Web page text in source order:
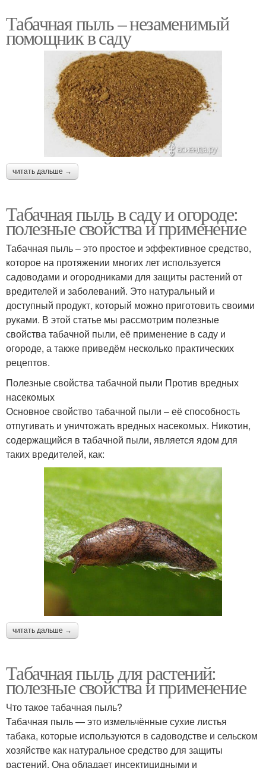
Табачная пыль – незаменимый
помощник в саду
читать дальше →
Табачная пыль в саду и огороде:
полезные свойства и применение
Табачная пыль – это простое и эффективное средство,
которое на протяжении многих лет используется
садоводами и огородниками для защиты растений от
вредителей и заболеваний. Это натуральный и
доступный продукт, который можно приготовить своими
руками. В этой статье мы рассмотрим полезные
свойства табачной пыли, её применение в саду и
огороде, а также приведём несколько практических
рецептов.
Полезные свойства табачной пыли Против вредных
насекомых
Основное свойство табачной пыли – её способность
отпугивать и уничтожать вредных насекомых. Никотин,
содержащийся в табачной пыли, является ядом для
таких вредителей, как:
читать дальше →
Табачная пыль для растений:
полезные свойства и применение
Что такое табачная пыль?
Табачная пыль — это измельчённые сухие листья
табака, которые используются в садоводстве и сельском
хозяйстве как натуральное средство для защиты
растений. Она обладает инсектицидными и